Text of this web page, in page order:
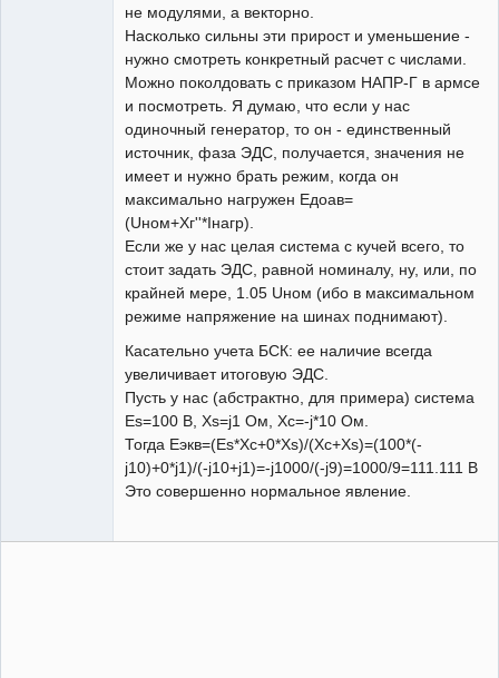
не модулями, а векторно.
Насколько сильны эти прирост и уменьшение -
нужно смотреть конкретный расчет с числами.
Можно поколдовать с приказом НАПР-Г в армсе
и посмотреть. Я думаю, что если у нас
одиночный генератор, то он - единственный
источник, фаза ЭДС, получается, значения не
имеет и нужно брать режим, когда он
максимально нагружен Eдоав=
(Uном+Xг''*Iнагр).
Если же у нас целая система с кучей всего, то
стоит задать ЭДС, равной номиналу, ну, или, по
крайней мере, 1.05 Uном (ибо в максимальном
режиме напряжение на шинах поднимают).
Касательно учета БСК: ее наличие всегда
увеличивает итоговую ЭДС.
Пусть у нас (абстрактно, для примера) система
Es=100 В, Xs=j1 Ом, Xc=-j*10 Ом.
Тогда Eэкв=(Es*Xc+0*Xs)/(Xc+Xs)=(100*(-
j10)+0*j1)/(-j10+j1)=-j1000/(-j9)=1000/9=111.111 В
Это совершенно нормальное явление.